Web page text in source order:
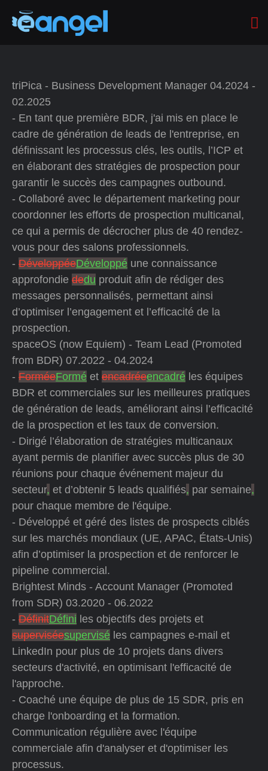
triPica - Business Development Manager 04.2024 -
02.2025
- En tant que première BDR, j'ai mis en place le
cadre de génération de leads de l'entreprise, en
définissant les processus clés, les outils, l’ICP et
en élaborant des stratégies de prospection pour
garantir le succès des campagnes outbound.
- Collaboré avec le département marketing pour
coordonner les efforts de prospection multicanal,
ce qui a permis de décrocher plus de 40 rendez-
vous pour des salons professionnels.
- DéveloppéeDéveloppé une connaissance
approfondie dedu produit afin de rédiger des
messages personnalisés, permettant ainsi
d’optimiser l’engagement et l’efficacité de la
prospection.
spaceOS (now Equiem) - Team Lead (Promoted
from BDR) 07.2022 - 04.2024
- ForméeFormé et encadréeencadré les équipes
BDR et commerciales sur les meilleures pratiques
de génération de leads, améliorant ainsi l’efficacité
de la prospection et les taux de conversion.
- Dirigé l’élaboration de stratégies multicanaux
ayant permis de planifier avec succès plus de 30
réunions pour chaque événement majeur du
secteur, et d’obtenir 5 leads qualifiés, par semaine,
pour chaque membre de l'équipe.
- Développé et géré des listes de prospects ciblés
sur les marchés mondiaux (UE, APAC, États-Unis)
afin d’optimiser la prospection et de renforcer le
pipeline commercial.
Brightest Minds - Account Manager (Promoted
from SDR) 03.2020 - 06.2022
- DéfinitDéfini les objectifs des projets et
superviséesupervisé les campagnes e-mail et
LinkedIn pour plus de 10 projets dans divers
secteurs d'activité, en optimisant l'efficacité de
l'approche.
- Coaché une équipe de plus de 15 SDR, pris en
charge l'onboarding et la formation.
Communication régulière avec l'équipe
commerciale afin d'analyser et d'optimiser les
processus.